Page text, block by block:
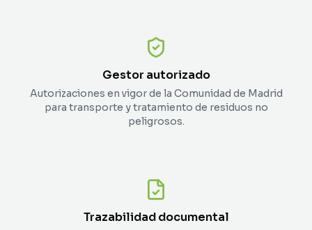
Gestor autorizado
Autorizaciones en vigor de la Comunidad de Madrid
para transporte y tratamiento de residuos no
peligrosos.
Trazabilidad documental